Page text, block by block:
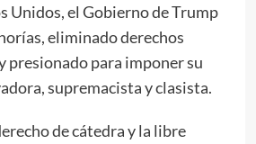
Unidos, el Gobierno de Trump
eliminado derechos
presionado para imponer su
supremacista y clasista.
de cátedra y la libre